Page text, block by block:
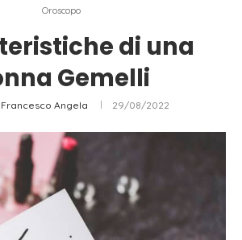
Oroscopo
di una
Gemelli
Francesco Angela 29/08/2022